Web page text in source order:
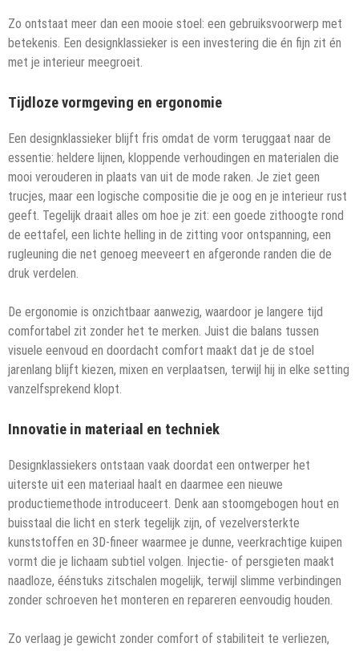
Zo ontstaat meer dan een mooie stoel: een gebruiksvoorwerp met
betekenis. Een designklassieker is een investering die én fijn zit én
met je interieur meegroeit.
Tijdloze vormgeving en ergonomie
Een designklassieker blijft fris omdat de vorm teruggaat naar de
essentie: heldere lijnen, kloppende verhoudingen en materialen die
mooi verouderen in plaats van uit de mode raken. Je ziet geen
trucjes, maar een logische compositie die je oog en je interieur rust
geeft. Tegelijk draait alles om hoe je zit: een goede zithoogte rond
de eettafel, een lichte helling in de zitting voor ontspanning, een
rugleuning die net genoeg meeveert en afgeronde randen die de
druk verdelen.
De ergonomie is onzichtbaar aanwezig, waardoor je langere tijd
comfortabel zit zonder het te merken. Juist die balans tussen
visuele eenvoud en doordacht comfort maakt dat je de stoel
jarenlang blijft kiezen, mixen en verplaatsen, terwijl hij in elke setting
vanzelfsprekend klopt.
Innovatie in materiaal en techniek
Designklassiekers ontstaan vaak doordat een ontwerper het
uiterste uit een materiaal haalt en daarmee een nieuwe
productiemethode introduceert. Denk aan stoomgebogen hout en
buisstaal die licht en sterk tegelijk zijn, of vezelversterkte
kunststoffen en 3D-fineer waarmee je dunne, veerkrachtige kuipen
vormt die je lichaam subtiel volgen. Injectie- of persgieten maakt
naadloze, éénstuks zitschalen mogelijk, terwijl slimme verbindingen
zonder schroeven het monteren en repareren eenvoudig houden.
Zo verlaag je gewicht zonder comfort of stabiliteit te verliezen,